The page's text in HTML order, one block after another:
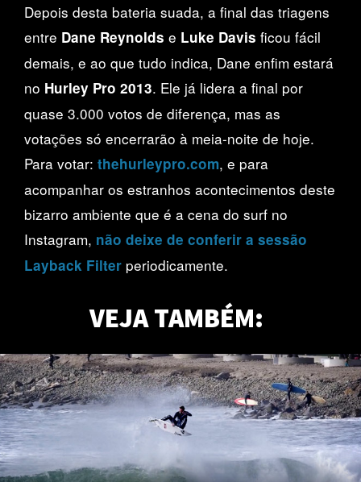
Depois desta bateria suada, a final das triagens
entre Dane Reynolds e Luke Davis ficou fácil
demais, e ao que tudo indica, Dane enfim estará
no Hurley Pro 2013. Ele já lidera a final por
quase 3.000 votos de diferença, mas as
votações só encerrarão à meia-noite de hoje.
Para votar: thehurleypro.com, e para
acompanhar os estranhos acontecimentos deste
bizarro ambiente que é a cena do surf no
Instagram, não deixe de conferir a sessão
Layback Filter periodicamente.
VEJA TAMBÉM: